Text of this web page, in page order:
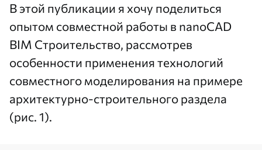
В этой публикации я хочу поделиться
опытом совместной работы в nanoCAD
BIM Строительство, рассмотрев
особенности применения технологий
совместного моделирования на примере
архитектурно-строительного раздела
(рис. 1).